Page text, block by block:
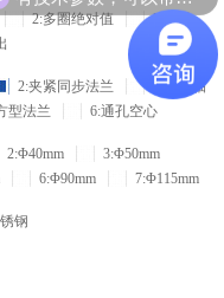
2:多圈绝对值
3:增量
2:夹紧同步法兰
3:盲孔轴
型法兰 6:通孔空心
2:Φ40mm
3:Φ50mm
6:Φ90mm 7:Φ115mm
钢